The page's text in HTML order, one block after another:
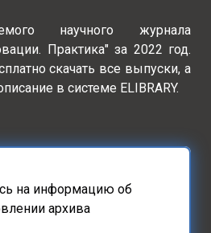
научного журнала
Практика" за 2022 год.
скачать все выпуски, а
в системе ELIBRARY.
на информацию об
архива